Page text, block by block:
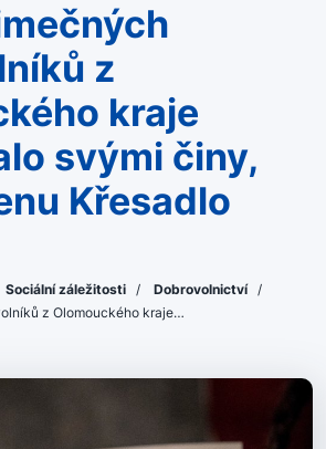
z
kraje
svými činy,
Křesadlo
Sociální záležitosti / Dobrovolnictví /
z Olomouckého kraje…